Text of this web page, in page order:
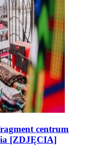
centrum
[ZDJĘCIA]